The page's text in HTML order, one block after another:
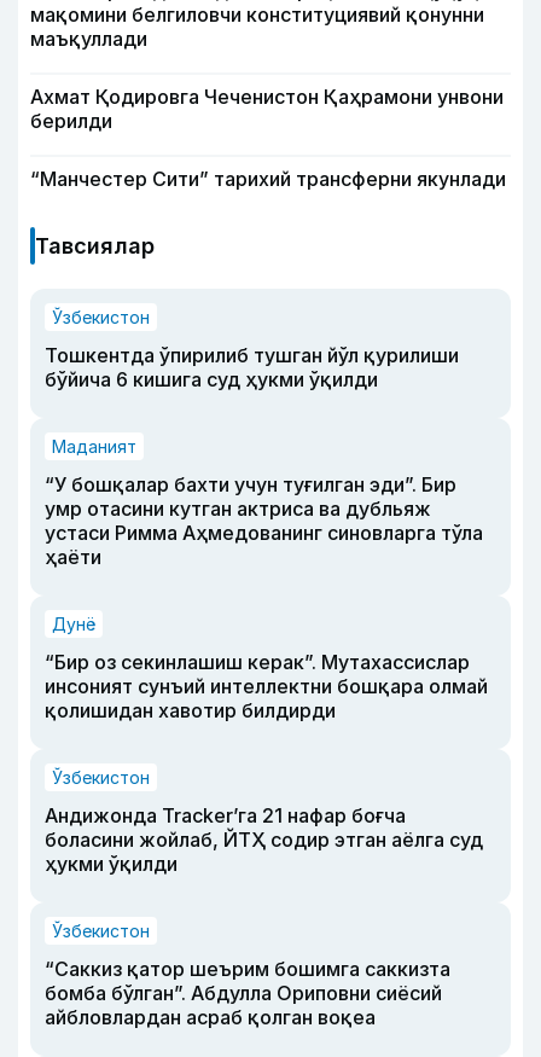
мақомини белгиловчи конституциявий қонунни
маъқуллади
Ахмат Қодировга Чеченистон Қаҳрамони унвони
берилди
“Манчестер Сити” тарихий трансферни якунлади
Тавсиялар
Ўзбекистон
Тошкентда ўпирилиб тушган йўл қурилиши
бўйича 6 кишига суд ҳукми ўқилди
Маданият
“У бошқалар бахти учун туғилган эди”. Бир
умр отасини кутган актриса ва дубльяж
устаси Римма Аҳмедованинг синовларга тўла
ҳаёти
Дунё
“Бир оз секинлашиш керак”. Мутахассислар
инсоният сунъий интеллектни бошқара олмай
қолишидан хавотир билдирди
Ўзбекистон
Андижонда Tracker’га 21 нафар боғча
боласини жойлаб, ЙТҲ содир этган аёлга суд
ҳукми ўқилди
Ўзбекистон
“Саккиз қатор шеърим бошимга саккизта
бомба бўлган”. Абдулла Ориповни сиёсий
айбловлардан асраб қолган воқеа